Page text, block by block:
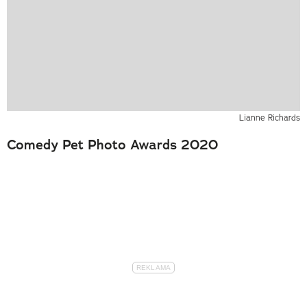
Lianne Richards
Comedy Pet Photo Awards 2020